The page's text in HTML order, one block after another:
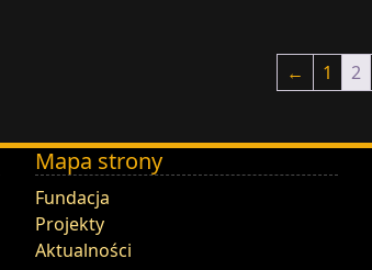
← 1 2
Mapa strony
Fundacja
Projekty
Aktualności